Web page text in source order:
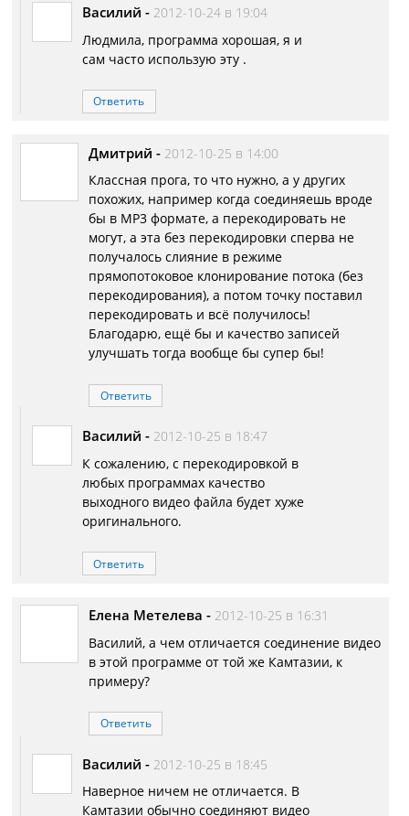
Василий - 2012-10-24 в 19:04
Людмила, программа хорошая, я и
сам часто использую эту .
Ответить
Дмитрий - 2012-10-25 в 14:00
Классная прога, то что нужно, а у других
похожих, например когда соединяешь вроде
бы в МР3 формате, а перекодировать не
могут, а эта без перекодировки сперва не
получалось слияние в режиме
прямопотоковое клонирование потока (без
перекодирования), а потом точку поставил
перекодировать и всё получилось!
Благодарю, ещё бы и качество записей
улучшать тогда вообще бы супер бы!
Ответить
Василий - 2012-10-25 в 18:47
К сожалению, с перекодировкой в
любых программах качество
выходного видео файла будет хуже
оригинального.
Ответить
Елена Метелева - 2012-10-25 в 16:31
Василий, а чем отличается соединение видео
в этой программе от той же Камтазии, к
примеру?
Ответить
Василий - 2012-10-25 в 18:45
Наверное ничем не отличается. В
Камтазии обычно соединяют видео